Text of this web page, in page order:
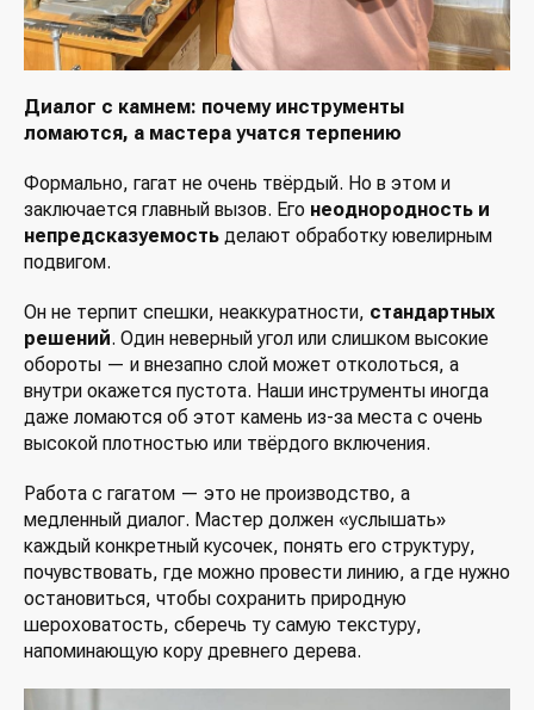
Диалог с камнем: почему инструменты
ломаются, а мастера учатся терпению
Формально, гагат не очень твёрдый. Но в этом и
заключается главный вызов. Его неоднородность и
непредсказуемость делают обработку ювелирным
подвигом.
Он не терпит спешки, неаккуратности, стандартных
решений. Один неверный угол или слишком высокие
обороты — и внезапно слой может отколоться, а
внутри окажется пустота. Наши инструменты иногда
даже ломаются об этот камень из-за места с очень
высокой плотностью или твёрдого включения.
Работа с гагатом — это не производство, а
медленный диалог. Мастер должен «услышать»
каждый конкретный кусочек, понять его структуру,
почувствовать, где можно провести линию, а где нужно
остановиться, чтобы сохранить природную
шероховатость, сберечь ту самую текстуру,
напоминающую кору древнего дерева.